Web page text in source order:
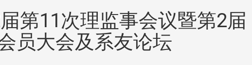
第11次理监事会议暨第2届
员大会及系友论坛